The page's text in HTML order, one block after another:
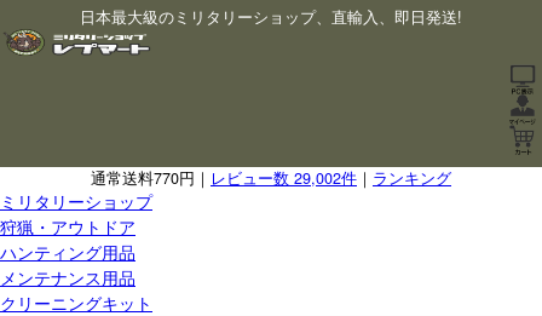
日本最大級のミリタリーショップ、直輸入、即日発送!
通常送料770円｜ レビュー数 29,002件 ｜ ランキング
ミリタリーショップ
狩猟・アウトドア
ハンティング用品
メンテナンス用品
クリーニングキット